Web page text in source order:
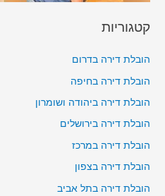
קטגוריות
הובלת דירה בדרום
הובלת דירה בחיפה
הובלת דירה ביהודה ושומרון
הובלת דירה בירושלים
הובלת דירה במרכז
הובלת דירה בצפון
הובלת דירה בתל אביב